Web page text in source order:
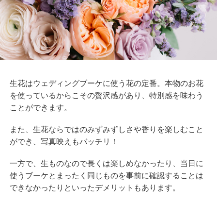
生花はウェディングブーケに使う花の定番。本物のお花
を使っているからこその贅沢感があり、特別感を味わう
ことができます。
また、生花ならではのみずみずしさや香りを楽しむこと
ができ、写真映えもバッチリ！
一方で、生ものなので長くは楽しめなかったり、当日に
使うブーケとまったく同じものを事前に確認することは
できなかったりといったデメリットもあります。